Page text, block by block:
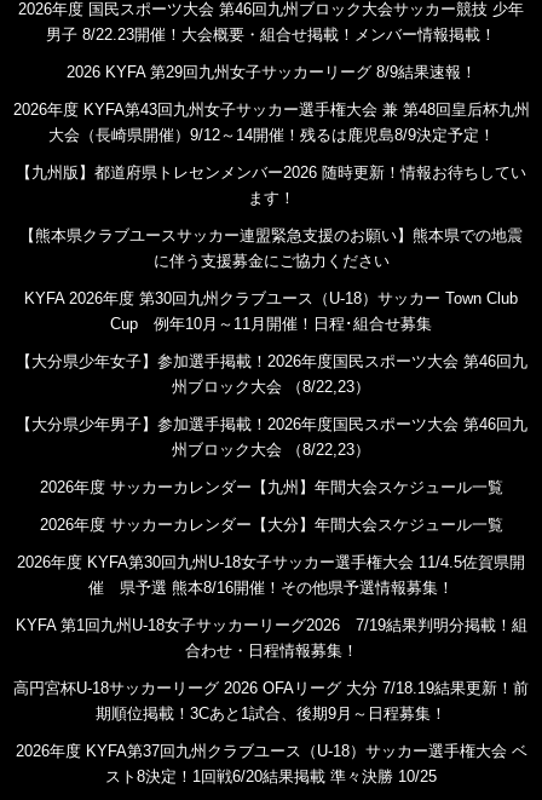
2026年度 国民スポーツ大会 第46回九州ブロック大会サッカー競技 少年
男子 8/22.23開催！大会概要・組合せ掲載！メンバー情報掲載！
2026 KYFA 第29回九州女子サッカーリーグ 8/9結果速報！
2026年度 KYFA第43回九州女子サッカー選手権大会 兼 第48回皇后杯九州
大会（長崎県開催）9/12～14開催！残るは鹿児島8/9決定予定！
【九州版】都道府県トレセンメンバー2026 随時更新！情報お待ちしてい
ます！
【熊本県クラブユースサッカー連盟緊急支援のお願い】熊本県での地震
に伴う支援募金にご協力ください
KYFA 2026年度 第30回九州クラブユース（U-18）サッカー Town Club
Cup 例年10月～11月開催！日程･組合せ募集
【大分県少年女子】参加選手掲載！2026年度国民スポーツ大会 第46回九
州ブロック大会 （8/22,23）
【大分県少年男子】参加選手掲載！2026年度国民スポーツ大会 第46回九
州ブロック大会 （8/22,23）
2026年度 サッカーカレンダー【九州】年間大会スケジュール一覧
2026年度 サッカーカレンダー【大分】年間大会スケジュール一覧
2026年度 KYFA第30回九州U-18女子サッカー選手権大会 11/4.5佐賀県開
催 県予選 熊本8/16開催！その他県予選情報募集！
KYFA 第1回九州U-18女子サッカーリーグ2026 7/19結果判明分掲載！組
合わせ・日程情報募集！
高円宮杯U-18サッカーリーグ 2026 OFAリーグ 大分 7/18.19結果更新！前
期順位掲載！3Cあと1試合、後期9月～日程募集！
2026年度 KYFA第37回九州クラブユース（U-18）サッカー選手権大会 ベ
スト8決定！1回戦6/20結果掲載 準々決勝 10/25